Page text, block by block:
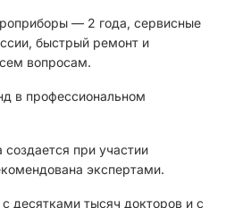
— 2 года, сервисные
быстрый ремонт и
вопросам.
в профессиональном
при участии
экспертами.
десятками тысяч докторов и с